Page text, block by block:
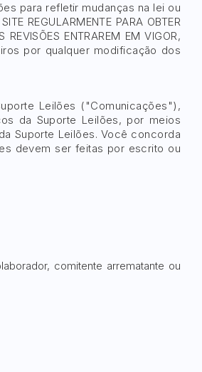
para refletir mudanças na lei ou
REGULARMENTE PARA OBTER
REVISÕES ENTRAREM EM VIGOR,
por qualquer modificação dos
Leilões ("Comunicações"),
da Suporte Leilões, por meios
Suporte Leilões. Você concorda
devem ser feitas por escrito ou
comitente arrematante ou